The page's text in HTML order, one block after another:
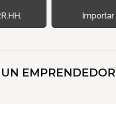
Importar